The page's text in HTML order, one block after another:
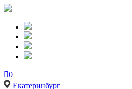
0
Екатеринбург